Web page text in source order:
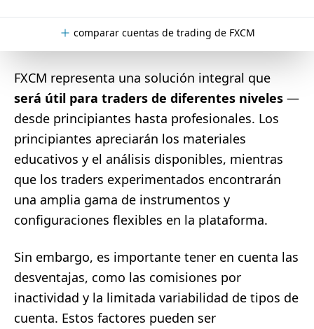
comparar cuentas de trading de FXCM
FXCM representa una solución integral que
será útil para traders de diferentes niveles —
desde principiantes hasta profesionales. Los
principiantes apreciarán los materiales
educativos y el análisis disponibles, mientras
que los traders experimentados encontrarán
una amplia gama de instrumentos y
configuraciones flexibles en la plataforma.
Sin embargo, es importante tener en cuenta las
desventajas, como las comisiones por
inactividad y la limitada variabilidad de tipos de
cuenta. Estos factores pueden ser